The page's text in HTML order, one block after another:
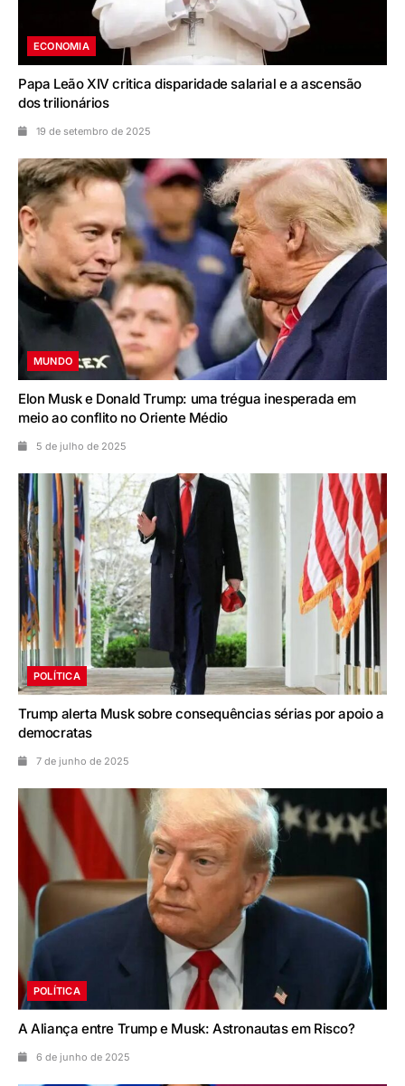
ECONOMIA
Papa Leão XIV critica disparidade salarial e a ascensão
dos trilionários
19 de setembro de 2025
MUNDO
Elon Musk e Donald Trump: uma trégua inesperada em
meio ao conflito no Oriente Médio
5 de julho de 2025
POLÍTICA
Trump alerta Musk sobre consequências sérias por apoio a
democratas
7 de junho de 2025
POLÍTICA
A Aliança entre Trump e Musk: Astronautas em Risco?
6 de junho de 2025